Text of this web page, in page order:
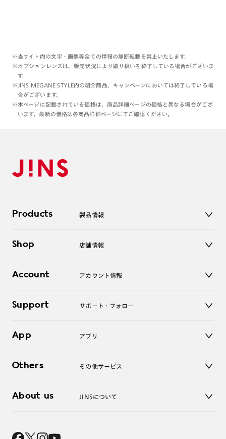
※当サイト内の文字・画像等全ての情報の無断転載を禁止いたします。
※オプションレンズは、販売状況により取り扱いを終了している場合がございま
す。
※JINS MEGANE STYLE内の紹介商品、キャンペーンにおいては終了している場
合がございます。
※本ページに記載されている価格は、商品詳細ページの価格と異なる場合がござ
います。最新の価格は各商品詳細ページにてご確認ください。
Products 製品情報
サングラス
コンタクトレンズ
アクセサリー
Shop 店舗情報
オンラインショップ
Account アカウント情報
ログアウト
Support サポート・フォロー
よくあるご質問
お問い合わせ
App アプリ
Others その他サービス
レンズ交換
About us JINSについて